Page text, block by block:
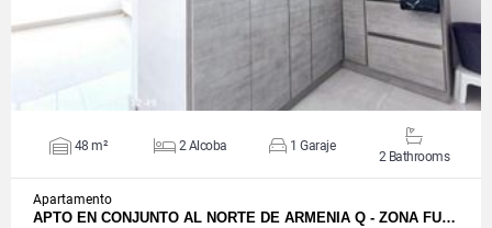
48 m² 2 Alcoba 1 Garaje
2 Bathrooms
Apartamento
APTO EN CONJUNTO AL NORTE DE ARMENIA Q - ZONA FU…